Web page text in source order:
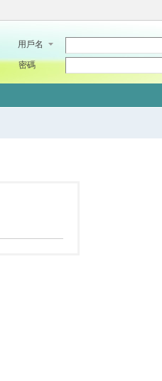
用戶名
密碼